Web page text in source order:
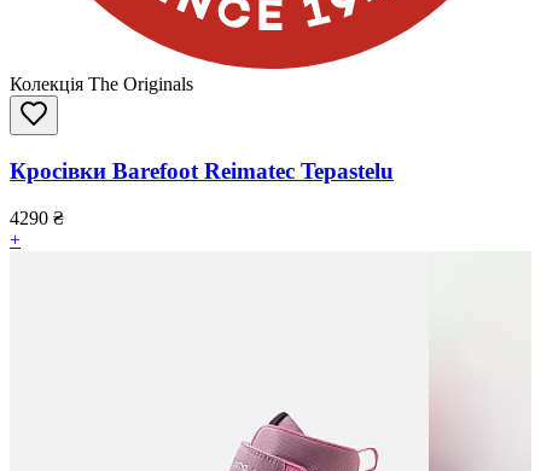
Колекція The Originals
Кросівки Barefoot Reimatec Tepastelu
4290 ₴
+